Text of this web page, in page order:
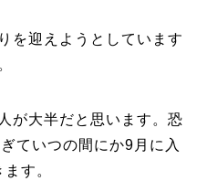
を迎えようとしています
が大半だと思います。恐
ていつの間にか9月に入
す。